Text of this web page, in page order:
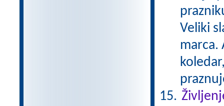
Veliki
marca.